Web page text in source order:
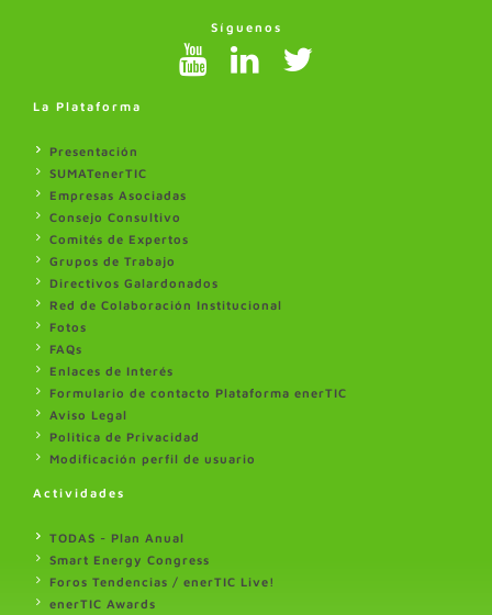
Síguenos
La Plataforma
Presentación
SUMATenerTIC
Empresas Asociadas
Consejo Consultivo
Comités de Expertos
Grupos de Trabajo
Directivos Galardonados
Red de Colaboración Institucional
Fotos
FAQs
Enlaces de Interés
Formulario de contacto Plataforma enerTIC
Aviso Legal
Politica de Privacidad
Modificación perfil de usuario
Actividades
TODAS - Plan Anual
Smart Energy Congress
Foros Tendencias / enerTIC Live!
enerTIC Awards